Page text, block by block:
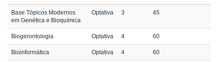
Base Tópicos Modernos
em Genética e Bioquímica
Optativa 3 45
Biogerontologia Optativa 4 60
Bioinformática Optativa 4 60